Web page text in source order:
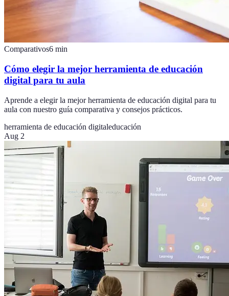
Comparativos6 min
Cómo elegir la mejor herramienta de educación
digital para tu aula
Aprende a elegir la mejor herramienta de educación digital para tu
aula con nuestro guía comparativa y consejos prácticos.
herramienta de educación digitaleducación
Aug 2